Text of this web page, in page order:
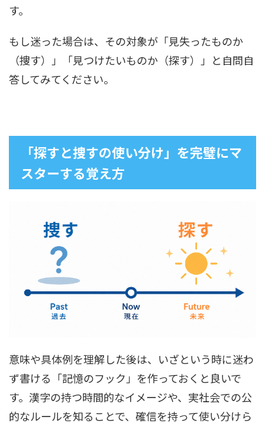
す。
もし迷った場合は、その対象が「見失ったものか
（捜す）」「見つけたいものか（探す）」と自問自
答してみてください。
「探すと捜すの使い分け」を完璧にマ
スターする覚え方
意味や具体例を理解した後は、いざという時に迷わ
ず書ける「記憶のフック」を作っておくと良いで
す。漢字の持つ時間的なイメージや、実社会での公
的なルールを知ることで、確信を持って使い分けら